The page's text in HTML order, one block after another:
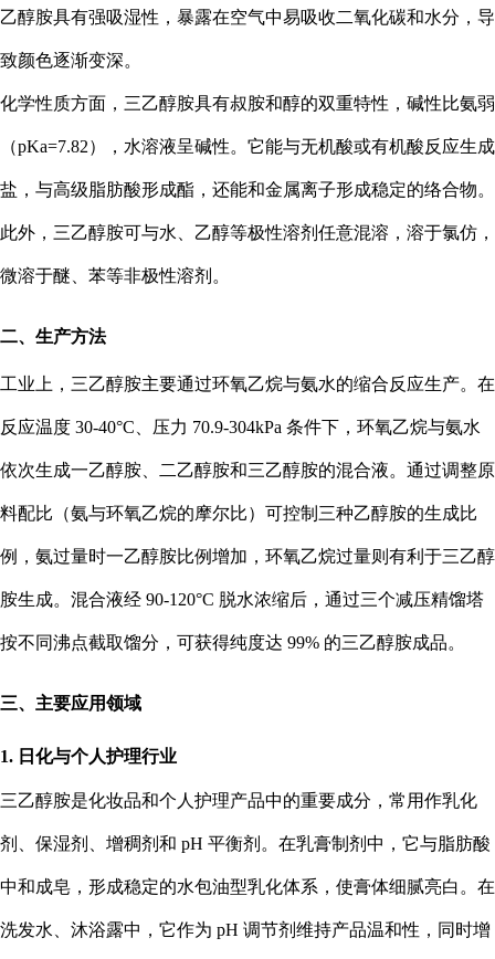
乙醇胺具有强吸湿性，暴露在空气中易吸收二氧化碳和水分，导
致颜色逐渐变深。
化学性质方面，三乙醇胺具有叔胺和醇的双重特性，碱性比氨弱
（pKa=7.82），水溶液呈碱性。它能与无机酸或有机酸反应生成
盐，与高级脂肪酸形成酯，还能和金属离子形成稳定的络合物。
此外，三乙醇胺可与水、乙醇等极性溶剂任意混溶，溶于氯仿，
微溶于醚、苯等非极性溶剂。
二、生产方法
工业上，三乙醇胺主要通过环氧乙烷与氨水的缩合反应生产。在
反应温度 30-40°C、压力 70.9-304kPa 条件下，环氧乙烷与氨水
依次生成一乙醇胺、二乙醇胺和三乙醇胺的混合液。通过调整原
料配比（氨与环氧乙烷的摩尔比）可控制三种乙醇胺的生成比
例，氨过量时一乙醇胺比例增加，环氧乙烷过量则有利于三乙醇
胺生成。混合液经 90-120°C 脱水浓缩后，通过三个减压精馏塔
按不同沸点截取馏分，可获得纯度达 99% 的三乙醇胺成品。
三、主要应用领域
1. 日化与个人护理行业
三乙醇胺是化妆品和个人护理产品中的重要成分，常用作乳化
剂、保湿剂、增稠剂和 pH 平衡剂。在乳膏制剂中，它与脂肪酸
中和成皂，形成稳定的水包油型乳化体系，使膏体细腻亮白。在
洗发水、沐浴露中，它作为 pH 调节剂维持产品温和性，同时增